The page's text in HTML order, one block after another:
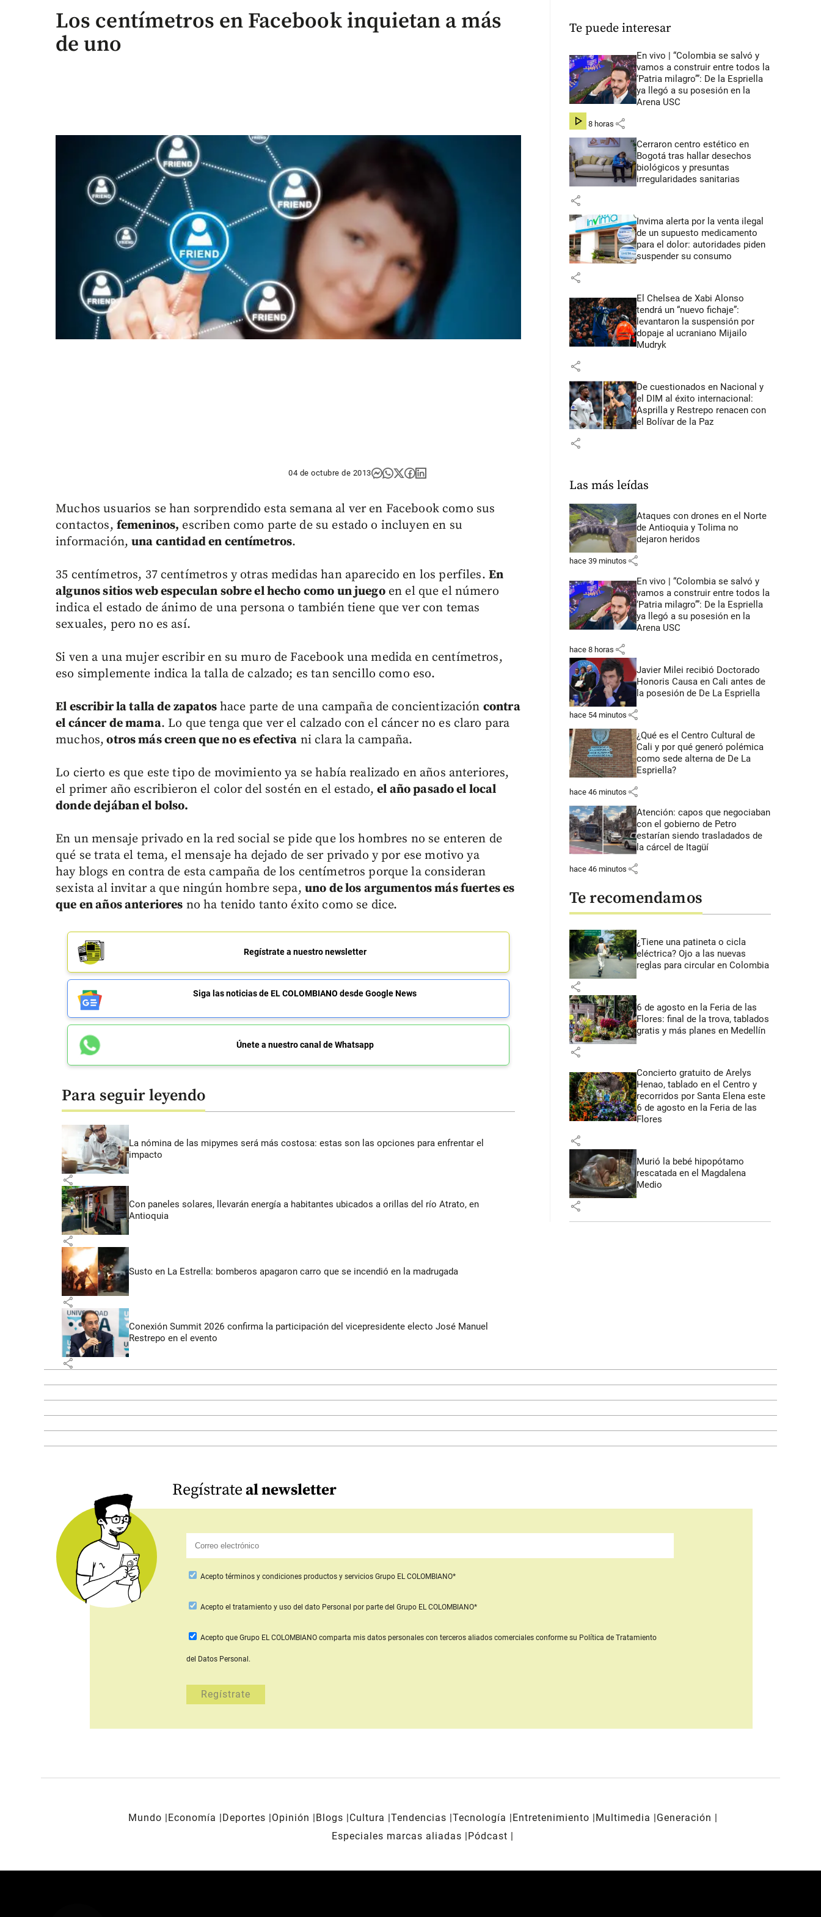
Los centímetros en Facebook inquietan a más
de uno
04 de octubre de 2013
Muchos usuarios se han sorprendido esta semana al ver en Facebook como sus
contactos, femeninos, escriben como parte de su estado o incluyen en su
información,una cantidad en centímetros.
35 centímetros, 37 centímetros y otras medidas han aparecido en los perfiles. En
algunos sitios web especulan sobre el hecho como un juegoen el que el número
indica el estado de ánimo de una persona o también tiene que ver con temas
sexuales, pero no es así.
Si ven a una mujer escribir en su muro de Facebook una medida en centímetros,
eso simplemente indica la talla de calzado; es tan sencillo como eso.
El escribir la talla de zapatoshace parte de una campaña de concientización contra
el cáncer de mama. Lo que tenga que ver el calzado con el cáncer no es claro para
muchos, otros más creen que no es efectiva ni clara la campaña.
Lo cierto es que este tipo de movimiento ya se había realizado en años anteriores,
el primer año escribieron el color del sostén en el estado,el año pasado el local
donde dejában el bolso.
En un mensaje privado en la red social se pide que los hombres no se enteren de
qué se trata el tema, el mensaje ha dejado de ser privado y por ese motivo ya
hay blogs en contra de esta campaña de los centímetros porque la consideran
sexista al invitar a que ningún hombre sepa, uno de los argumentos más fuertes es
que en años anteriores no ha tenido tanto éxito como se dice.
Regístrate a nuestro newsletter
Siga las noticias de EL COLOMBIANO desde Google News
Únete a nuestro canal de Whatsapp
Para seguir leyendo
La nómina de las mipymes será más costosa: estas son las opciones para enfrentar el
impacto
share
Con paneles solares, llevarán energía a habitantes ubicados a orillas del río Atrato, en
Antioquia
share
Susto en La Estrella: bomberos apagaron carro que se incendió en la madrugada
share
Conexión Summit 2026 confirma la participación del vicepresidente electo José Manuel
Restrepo en el evento
share
Te puede interesar
En vivo | “Colombia se salvó y
vamos a construir entre todos la
‘Patria milagro’”: De la Espriella
ya llegó a su posesión en la
Arena USC
hace 8 horas share
Cerraron centro estético en
Bogotá tras hallar desechos
biológicos y presuntas
irregularidades sanitarias
share
Invima alerta por la venta ilegal
de un supuesto medicamento
para el dolor: autoridades piden
suspender su consumo
share
El Chelsea de Xabi Alonso
tendrá un “nuevo fichaje”:
levantaron la suspensión por
dopaje al ucraniano Mijailo
Mudryk
share
De cuestionados en Nacional y
el DIM al éxito internacional:
Asprilla y Restrepo renacen con
el Bolívar de la Paz
share
Las más leídas
Ataques con drones en el Norte
de Antioquia y Tolima no
dejaron heridos
hace 39 minutos share
En vivo | “Colombia se salvó y
vamos a construir entre todos la
‘Patria milagro’”: De la Espriella
ya llegó a su posesión en la
Arena USC
hace 8 horas share
Javier Milei recibió Doctorado
Honoris Causa en Cali antes de
la posesión de De La Espriella
hace 54 minutos share
¿Qué es el Centro Cultural de
Cali y por qué generó polémica
como sede alterna de De La
Espriella?
hace 46 minutos share
Atención: capos que negociaban
con el gobierno de Petro
estarían siendo trasladados de
la cárcel de Itagüí
hace 46 minutos share
Te recomendamos
¿Tiene una patineta o cicla
eléctrica? Ojo a las nuevas
reglas para circular en Colombia
share
6 de agosto en la Feria de las
Flores: final de la trova, tablados
gratis y más planes en Medellín
share
Concierto gratuito de Arelys
Henao, tablado en el Centro y
recorridos por Santa Elena este
6 de agosto en la Feria de las
Flores
share
Murió la bebé hipopótamo
rescatada en el Magdalena
Medio
share
Regístrateal newsletter
Acepto términos y condiciones productos y servicios Grupo EL COLOMBIANO*
Aceptoel tratamiento y uso del dato Personal por parte del Grupo EL COLOMBIANO*
Acepto que Grupo EL COLOMBIANO comparta mis datos personales con terceros aliados comercialesconforme su Política de Tratamiento
del Datos Personal.
Mundo Economía Deportes Opinión Blogs Cultura Tendencias Tecnología Entretenimiento Multimedia
Generación
Especiales marcas aliadas
Pódcast